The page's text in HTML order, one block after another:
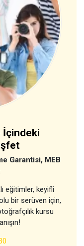
Garantisi, MEB
eğitimler, keyifli
bir serüven için,
kursu